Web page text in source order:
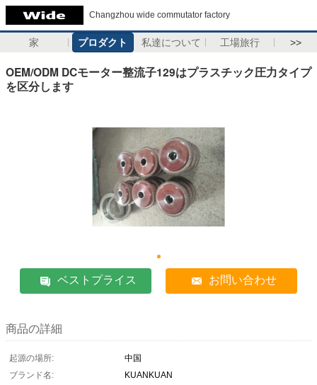
Changzhou wide commutator factory
家 プロダクト 私達について 工場旅行 >>
OEM/ODM DCモーター整流子129はプラスチック圧力タイプ
を区分します
ベストプライス お問い合わせ
商品の詳細
起源の場所:
中国
ブランド名:
KUANKUAN